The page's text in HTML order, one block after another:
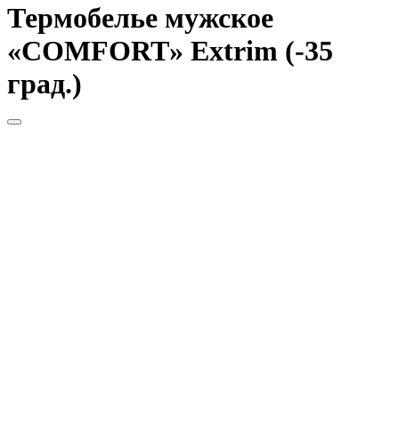
Термобелье мужское
«COMFORT» Extrim (-35
град.)